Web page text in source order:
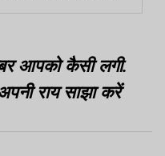
कर्मचारियों का वेतन 97
आपको कैसी लगी.
राय साझा करें